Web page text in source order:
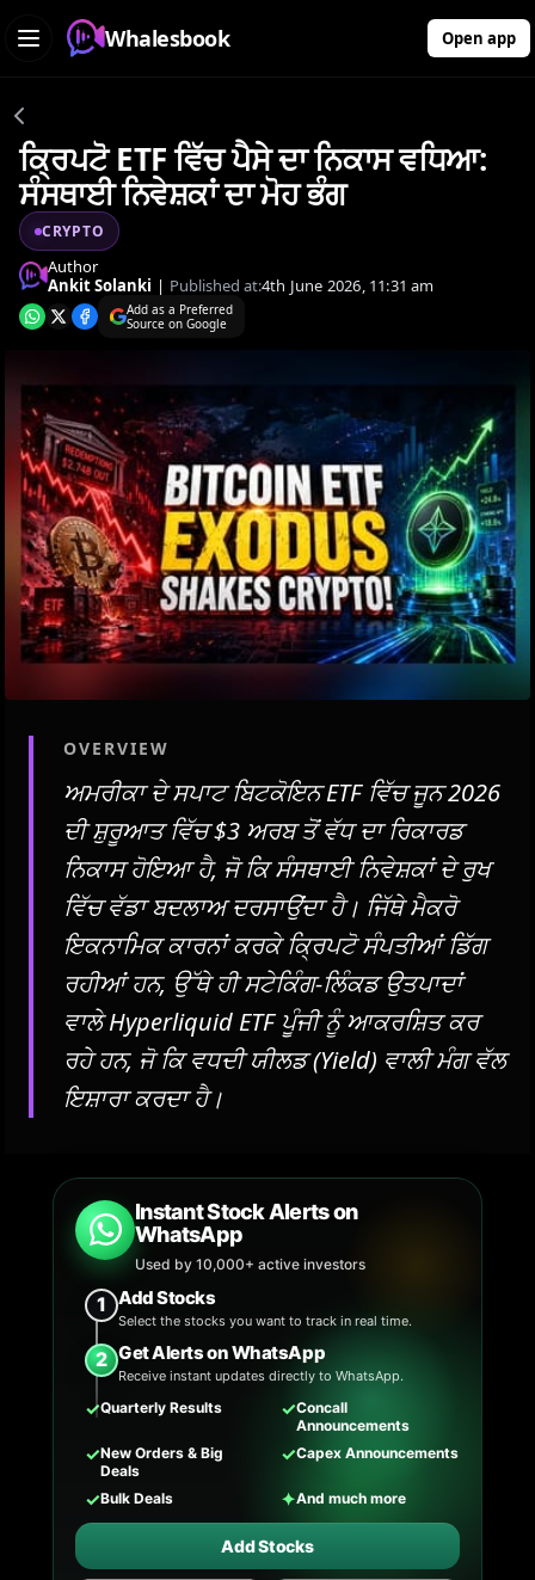
Whalesbook Open app
ਕ੍ਰਿਪਟੋ ETF ਵਿੱਚ ਪੈਸੇ ਦਾ ਨਿਕਾਸ ਵਧਿਆ:
ਸੰਸਥਾਈ ਨਿਵੇਸ਼ਕਾਂ ਦਾ ਮੋਹ ਭੰਗ
CRYPTO
Author
Ankit Solanki | Published at:4th June 2026, 11:31 am
Add as a Preferred
Source on Google
OVERVIEW
ਅਮਰੀਕਾ ਦੇ ਸਪਾਟ ਬਿਟਕੋਇਨ ETF ਵਿੱਚ ਜੂਨ 2026
ਦੀ ਸ਼ੁਰੂਆਤ ਵਿੱਚ $3 ਅਰਬ ਤੋਂ ਵੱਧ ਦਾ ਰਿਕਾਰਡ
ਨਿਕਾਸ ਹੋਇਆ ਹੈ, ਜੋ ਕਿ ਸੰਸਥਾਈ ਨਿਵੇਸ਼ਕਾਂ ਦੇ ਰੁਖ
ਵਿੱਚ ਵੱਡਾ ਬਦਲਾਅ ਦਰਸਾਉਂਦਾ ਹੈ। ਜਿੱਥੇ ਮੈਕਰੋ
ਇਕਨਾਮਿਕ ਕਾਰਨਾਂ ਕਰਕੇ ਕ੍ਰਿਪਟੋ ਸੰਪਤੀਆਂ ਡਿੱਗ
ਰਹੀਆਂ ਹਨ, ਉੱਥੇ ਹੀ ਸਟੇਕਿੰਗ-ਲਿੰਕਡ ਉਤਪਾਦਾਂ
ਵਾਲੇ Hyperliquid ETF ਪੂੰਜੀ ਨੂੰ ਆਕਰਸ਼ਿਤ ਕਰ
ਰਹੇ ਹਨ, ਜੋ ਕਿ ਵਧਦੀ ਯੀਲਡ (Yield) ਵਾਲੀ ਮੰਗ ਵੱਲ
ਇਸ਼ਾਰਾ ਕਰਦਾ ਹੈ।
Instant Stock Alerts on
WhatsApp
Used by 10,000+ active investors
1 Add Stocks
Select the stocks you want to track in real time.
2 Get Alerts on WhatsApp
Receive instant updates directly to WhatsApp.
✓Quarterly Results ✓Concall
Announcements
✓New Orders & Big
Deals
✓Capex Announcements
✓Bulk Deals ✦And much more
Add Stocks